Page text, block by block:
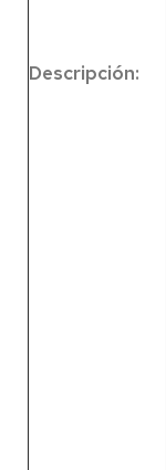
Descripción: